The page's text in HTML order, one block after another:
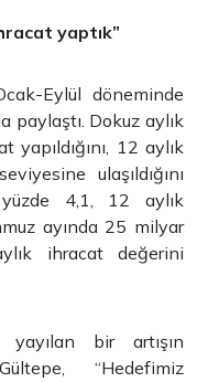
yaptık”
Eylül döneminde
paylaştı. Dokuz aylık
12 aylık
ulaşıldığını
4,1, 12 aylık
ayında 25 milyar
ihracat değerini
bir artışın
“Hedefimiz